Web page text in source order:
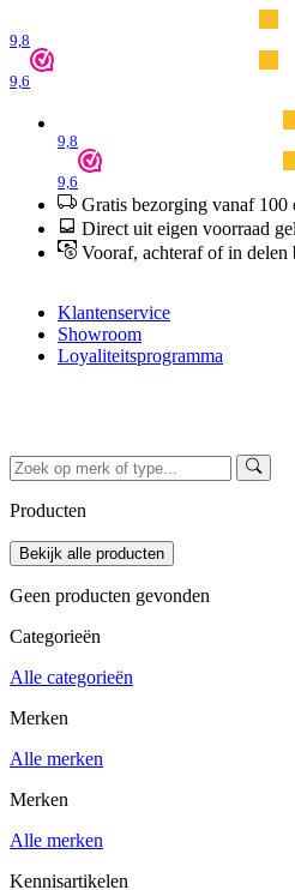
9,8
9,6
9,8
9,6
Gratis bezorging vanaf 100
Direct uit eigen voorraad
Vooraf, achteraf of in delen
Klantenservice
Showroom
Loyaliteitsprogramma
Producten
Geen producten gevonden
Categorieën
Alle categorieën
Merken
Alle merken
Merken
Alle merken
Kennisartikelen